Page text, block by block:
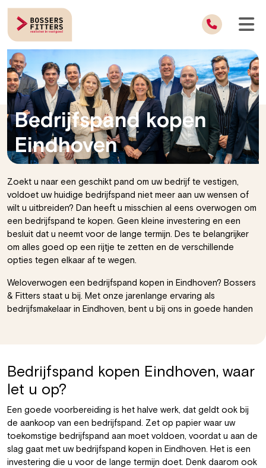
Bedrijfspand kopen
Eindhoven
Zoekt u naar een geschikt pand om uw bedrijf te vestigen,
voldoet uw huidige bedrijfspand niet meer aan uw wensen of
wilt u uitbreiden? Dan heeft u misschien al eens overwogen om
een bedrijfspand te kopen. Geen kleine investering en een
besluit dat u neemt voor de lange termijn. Des te belangrijker
om alles goed op een rijtje te zetten en de verschillende
opties tegen elkaar af te wegen.
Weloverwogen een bedrijfspand kopen in Eindhoven? Bossers
& Fitters staat u bij. Met onze jarenlange ervaring als
bedrijfsmakelaar in Eindhoven, bent u bij ons in goede handen
Bedrijfspand kopen Eindhoven, waar
let u op?
Een goede voorbereiding is het halve werk, dat geldt ook bij
de aankoop van een bedrijfspand. Zet op papier waar uw
toekomstige bedrijfspand aan moet voldoen, voordat u aan de
slag gaat met uw bedrijfspand kopen in Eindhoven. Het is een
investering die u voor de lange termijn doet. Denk daarom ook